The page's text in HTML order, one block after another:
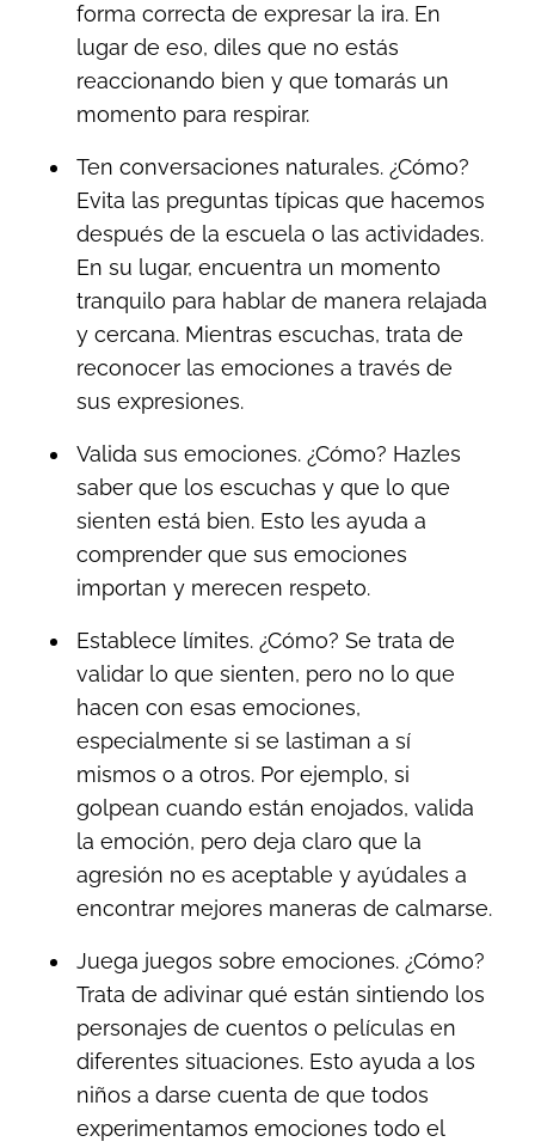
forma correcta de expresar la ira. En
lugar de eso, diles que no estás
reaccionando bien y que tomarás un
momento para respirar.
Ten conversaciones naturales. ¿Cómo?
Evita las preguntas típicas que hacemos
después de la escuela o las actividades.
En su lugar, encuentra un momento
tranquilo para hablar de manera relajada
y cercana. Mientras escuchas, trata de
reconocer las emociones a través de
sus expresiones.
Valida sus emociones. ¿Cómo? Hazles
saber que los escuchas y que lo que
sienten está bien. Esto les ayuda a
comprender que sus emociones
importan y merecen respeto.
Establece límites. ¿Cómo? Se trata de
validar lo que sienten, pero no lo que
hacen con esas emociones,
especialmente si se lastiman a sí
mismos o a otros. Por ejemplo, si
golpean cuando están enojados, valida
la emoción, pero deja claro que la
agresión no es aceptable y ayúdales a
encontrar mejores maneras de calmarse.
Juega juegos sobre emociones. ¿Cómo?
Trata de adivinar qué están sintiendo los
personajes de cuentos o películas en
diferentes situaciones. Esto ayuda a los
niños a darse cuenta de que todos
experimentamos emociones todo el